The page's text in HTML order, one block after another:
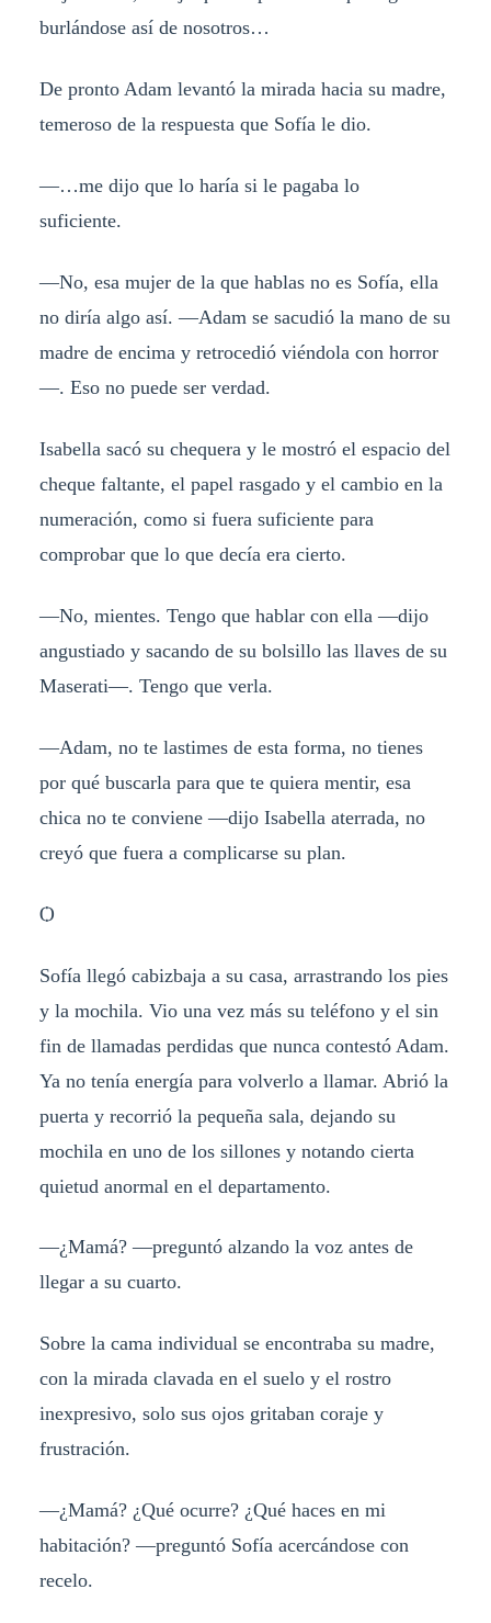
burlándose así de nosotros…
De pronto Adam levantó la mirada hacia su madre,
temeroso de la respuesta que Sofía le dio.
—…me dijo que lo haría si le pagaba lo
suficiente.
—No, esa mujer de la que hablas no es Sofía, ella
no diría algo así. —Adam se sacudió la mano de su
madre de encima y retrocedió viéndola con horror
—. Eso no puede ser verdad.
Isabella sacó su chequera y le mostró el espacio del
cheque faltante, el papel rasgado y el cambio en la
numeración, como si fuera suficiente para
comprobar que lo que decía era cierto.
—No, mientes. Tengo que hablar con ella —dijo
angustiado y sacando de su bolsillo las llaves de su
Maserati—. Tengo que verla.
—Adam, no te lastimes de esta forma, no tienes
por qué buscarla para que te quiera mentir, esa
chica no te conviene —dijo Isabella aterrada, no
creyó que fuera a complicarse su plan.
Ѻ
Sofía llegó cabizbaja a su casa, arrastrando los pies
y la mochila. Vio una vez más su teléfono y el sin
fin de llamadas perdidas que nunca contestó Adam.
Ya no tenía energía para volverlo a llamar. Abrió la
puerta y recorrió la pequeña sala, dejando su
mochila en uno de los sillones y notando cierta
quietud anormal en el departamento.
—¿Mamá? —preguntó alzando la voz antes de
llegar a su cuarto.
Sobre la cama individual se encontraba su madre,
con la mirada clavada en el suelo y el rostro
inexpresivo, solo sus ojos gritaban coraje y
frustración.
—¿Mamá? ¿Qué ocurre? ¿Qué haces en mi
habitación? —preguntó Sofía acercándose con
recelo.